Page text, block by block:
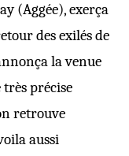
(Aggée), exerça
des exilés de
la venue
précise
retrouve
aussi